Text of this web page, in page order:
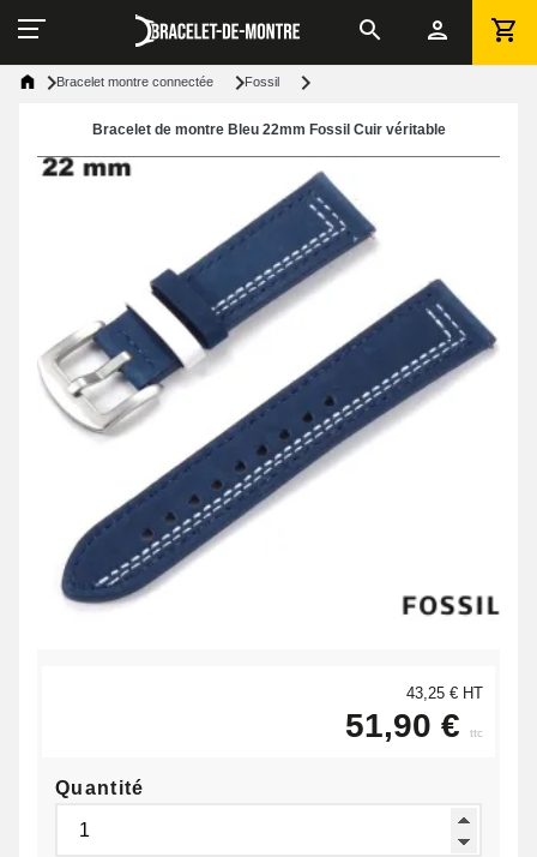
Bracelet montre connectée Fossil
Bracelet de montre Bleu 22mm Fossil Cuir véritable
43,25 € HT
51,90 € ttc
Quantité